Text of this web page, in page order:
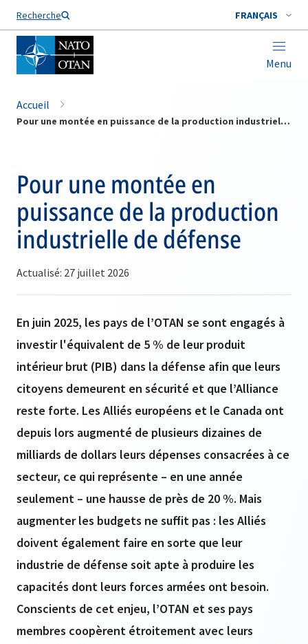
Recherche FRANÇAIS
Menu
Nom de famille*
Accueil
Pour une montée en puissance de la production industrielle de défense
Pour une montée en
puissance de la production
industrielle de défense
Actualisé: 27 juillet 2026
En juin 2025, les pays de l’OTAN se sont engagés à
investir l'équivalent de 5 % de leur produit
intérieur brut (PIB) dans la défense afin que leurs
citoyens demeurent en sécurité et que l’Alliance
reste forte. Les Alliés européens et le Canada ont
depuis lors augmenté de plusieurs dizaines de
milliards de dollars leurs dépenses consacrées à ce
secteur, ce qui représente – en une année
seulement – une hausse de près de 20 %. Mais
augmenter les budgets ne suffit pas : les Alliés
doivent également faire en sorte que leur
industrie de défense soit apte à produire les
capacités dont leurs forces armées ont besoin.
Conscients de cet enjeu, l’OTAN et ses pays
membres coopèrent étroitement avec leurs